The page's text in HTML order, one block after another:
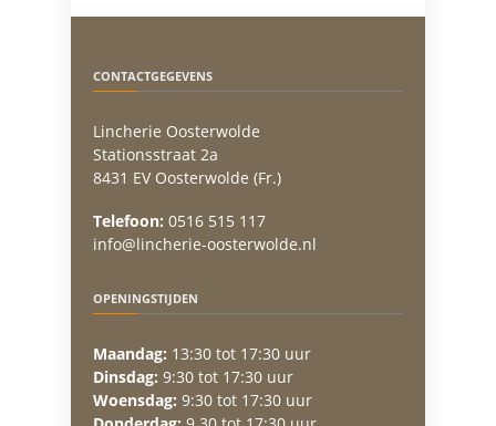
CONTACTGEGEVENS
Lincherie Oosterwolde
Stationsstraat 2a
8431 EV Oosterwolde (Fr.)
Telefoon: 0516 515 117
info@lincherie-oosterwolde.nl
OPENINGSTIJDEN
Maandag: 13:30 tot 17:30 uur
Dinsdag: 9:30 tot 17:30 uur
Woensdag: 9:30 tot 17:30 uur